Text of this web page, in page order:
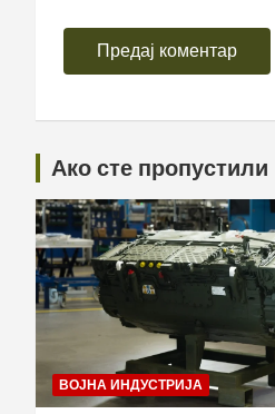
Ако сте пропустили
ВОЈНА ИНДУСТРИЈА